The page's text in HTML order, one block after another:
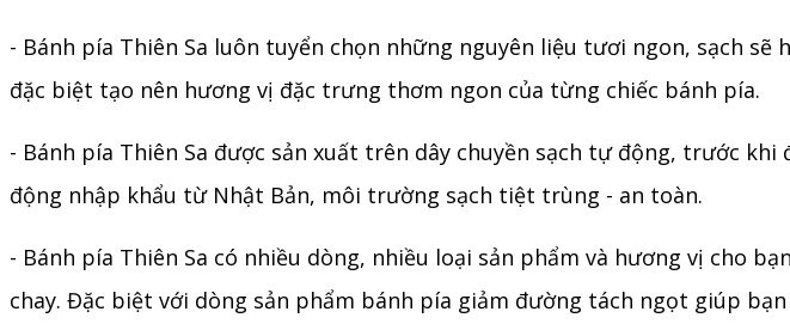
- Bánh pía Thiên Sa luôn tuyển chọn những nguyên liệu tươi ngon, sạch
đặc biệt tạo nên hương vị đặc trưng thơm ngon của từng chiếc bánh pía.
- Bánh pía Thiên Sa được sản xuất trên dây chuyền sạch tự động, trước
động nhập khẩu từ Nhật Bản, môi trường sạch tiệt trùng - an toàn.
- Bánh pía Thiên Sa có nhiều dòng, nhiều loại sản phẩm và hương vị cho
chay. Đặc biệt với dòng sản phẩm bánh pía giảm đường tách ngọt giúp